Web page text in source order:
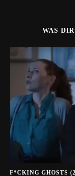
WAS
F*CKING GHOSTS